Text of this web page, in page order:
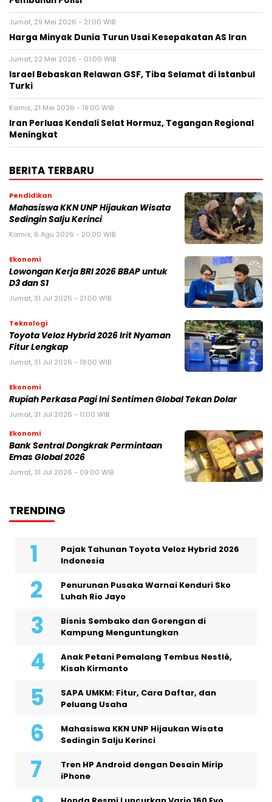
Jumat, 29 Mei 2026 - 21:00 WIB
Harga Minyak Dunia Turun Usai Kesepakatan AS Iran
Jumat, 22 Mei 2026 - 01:00 WIB
Israel Bebaskan Relawan GSF, Tiba Selamat di Istanbul
Turki
Kamis, 21 Mei 2026 - 19:00 WIB
Iran Perluas Kendali Selat Hormuz, Tegangan Regional
Meningkat
BERITA TERBARU
Pendidikan
Mahasiswa KKN UNP Hijaukan Wisata
Sedingin Salju Kerinci
Kamis, 6 Agu 2026 - 20:00 WIB
Ekonomi
Lowongan Kerja BRI 2026 BBAP untuk
D3 dan S1
Jumat, 31 Jul 2026 - 21:00 WIB
Teknologi
Toyota Veloz Hybrid 2026 Irit Nyaman
Fitur Lengkap
Jumat, 31 Jul 2026 - 19:00 WIB
Ekonomi
Rupiah Perkasa Pagi Ini Sentimen Global Tekan Dolar
Jumat, 31 Jul 2026 - 11:00 WIB
Ekonomi
Bank Sentral Dongkrak Permintaan
Emas Global 2026
Jumat, 31 Jul 2026 - 09:00 WIB
TRENDING
Pajak Tahunan Toyota Veloz Hybrid 2026
Indonesia
Penurunan Pusaka Warnai Kenduri Sko
Luhah Rio Jayo
Bisnis Sembako dan Gorengan di
Kampung Menguntungkan
Anak Petani Pemalang Tembus Nestlé,
Kisah Kirmanto
SAPA UMKM: Fitur, Cara Daftar, dan
Peluang Usaha
Mahasiswa KKN UNP Hijaukan Wisata
Sedingin Salju Kerinci
Tren HP Android dengan Desain Mirip
iPhone